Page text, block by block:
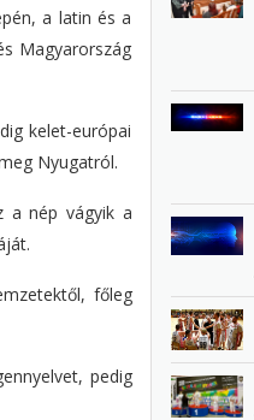
a latin és a
Magyarország
kelet-európai
Nyugatról.
a nép vágyik a
főleg
pedig